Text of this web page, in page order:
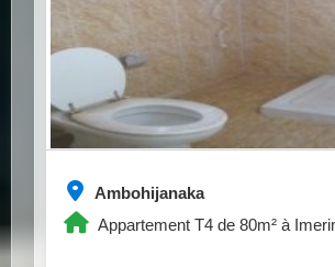
Ambohijanaka
Appartement T4 de 80m² à